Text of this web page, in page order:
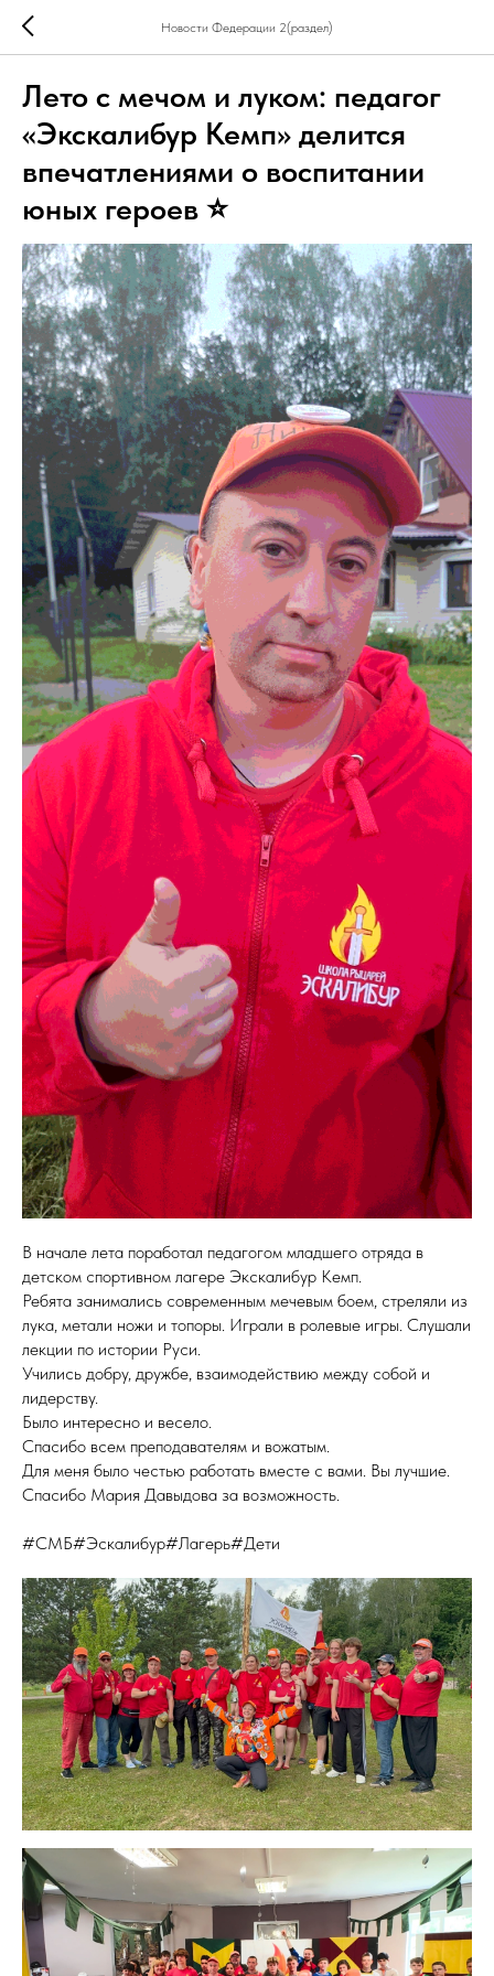
Новости Федерации 2(раздел)
Лето с мечом и луком: педагог
«Экскалибур Кемп» делится
впечатлениями о воспитании
юных героев ⭐
В начале лета поработал педагогом младшего отряда в
детском спортивном лагере Экскалибур Кемп.
Ребята занимались современным мечевым боем, стреляли из
лука, метали ножи и топоры. Играли в ролевые игры. Слушали
лекции по истории Руси.
Учились добру, дружбе, взаимодействию между собой и
лидерству.
Было интересно и весело.
Спасибо всем преподавателям и вожатым.
Для меня было честью работать вместе с вами. Вы лучшие.
Спасибо Мария Давыдова за возможность.
#СМБ#Эскалибур#Лагерь#Дети